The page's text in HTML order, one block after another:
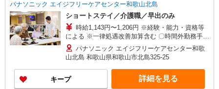
パナソニック エイジフリーケアセンター和歌山北島
ショートステイ／介護職／早出のみ
時給1,143円〜1,206円 ※経験・能力・資格等
による ※一律処遇改善加算含む 〇時間外勤務手当
〇土日祝勤務手当 〇夜勤手当 〇深夜勤務手当 〇
無事故無違反表彰金 〇年末年始勤務手当 〇早朝
7:00〜8:00/夜間18:00〜20:00は時給25％UP
パナソニック エイジフリーケアセンター和歌
山北島 和歌山県和歌山市北島325-25
キープ 詳細を見る